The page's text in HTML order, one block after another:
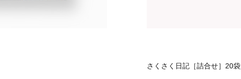
さくさく日記［詰合せ］20